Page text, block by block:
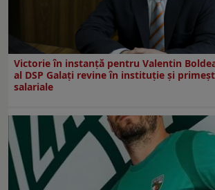
Victorie în instanță pentru Valentin
al DSP Galați revine în instituție și
salariale